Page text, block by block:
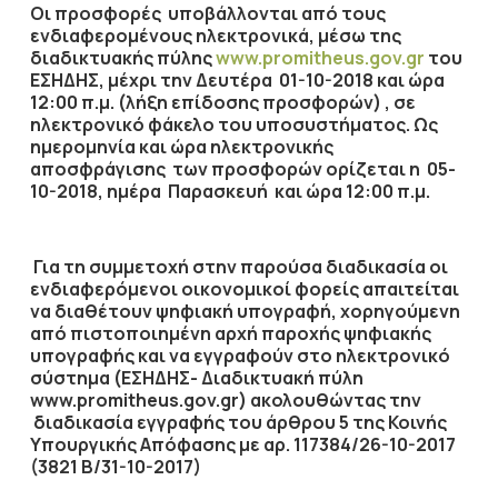
Οι προσφορές υποβάλλονται από τους
ενδιαφερομένους ηλεκτρονικά, μέσω της
διαδικτυακής πύληςwww.promitheus.gov.gr του
ΕΣΗΔΗΣ, μέχρι την Δευτέρα 01-10-2018 και ώρα
12:00 π.μ. (λήξη επίδοσης προσφορών) , σε
ηλεκτρονικό φάκελο του υποσυστήματος. Ως
ημερομηνία και ώρα ηλεκτρονικής
αποσφράγισης των προσφορών ορίζεται η 05-
10-2018, ημέρα Παρασκευή και ώρα 12:00 π.μ.
Για τη συμμετοχή στην παρούσα διαδικασία οι
ενδιαφερόμενοι οικονομικοί φορείς απαιτείται
να διαθέτουν ψηφιακή υπογραφή, χορηγούμενη
από πιστοποιημένη αρχή παροχής ψηφιακής
υπογραφής και να εγγραφούν στο ηλεκτρονικό
σύστημα (ΕΣΗΔΗΣ- Διαδικτυακή πύλη
www.promitheus.gov.gr) ακολουθώντας την
διαδικασία εγγραφής του άρθρου 5 της Κοινής
Υπουργικής Απόφασης με αρ. 117384/26-10-2017
(3821 Β/31-10-2017)